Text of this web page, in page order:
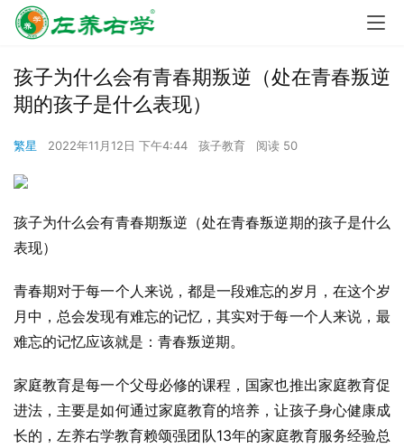
孩子为什么会有青春期叛逆（处在青春叛逆
期的孩子是什么表现）
繁星 2022年11月12日 下午4:44 孩子教育 阅读 50
孩子为什么会有青春期叛逆（处在青春叛逆期的孩子是什么
表现）
青春期对于每一个人来说，都是一段难忘的岁月，在这个岁
月中，总会发现有难忘的记忆，其实对于每一个人来说，最
难忘的记忆应该就是：青春叛逆期。
家庭教育是每一个父母必修的课程，国家也推出家庭教育促
进法，主要是如何通过家庭教育的培养，让孩子身心健康成
长的，左养右学教育赖颂强团队13年的家庭教育服务经验总